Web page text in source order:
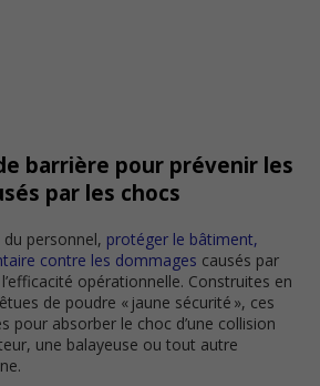
barrière pour prévenir les
par les chocs
personnel, protéger le bâtiment,
contre les dommages causés par
opérationnelle. Construites en
de poudre « jaune sécurité », ces
pour absorber le choc d’une collision
une balayeuse ou tout autre